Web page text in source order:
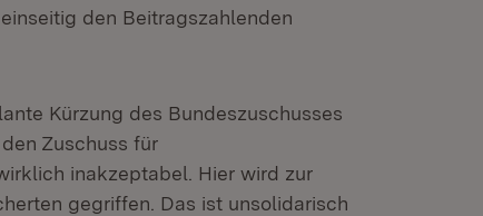
den Beitragszahlenden
Kürzung des Bundeszuschusses
Zuschuss für
inakzeptabel. Hier wird zur
gegriffen. Das ist unsolidarisch